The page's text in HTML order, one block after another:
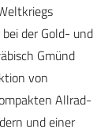
der Gold- und
Gmünd
von
Allrad-
und einer